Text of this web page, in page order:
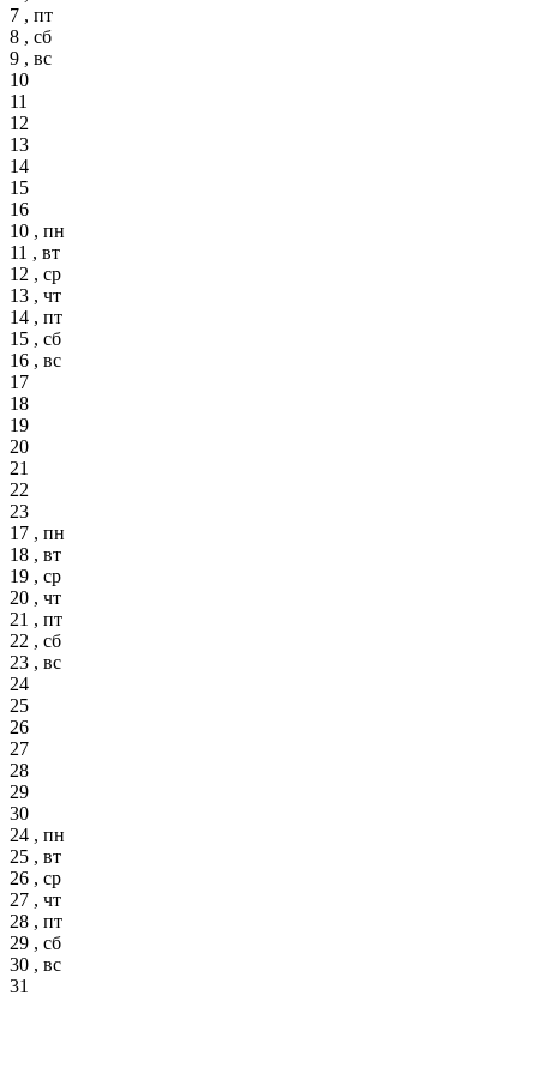
7 , пт
8 , сб
9 , вс
10
11
12
13
14
15
16
10 , пн
11 , вт
12 , ср
13 , чт
14 , пт
15 , сб
16 , вс
17
18
19
20
21
22
23
17 , пн
18 , вт
19 , ср
20 , чт
21 , пт
22 , сб
23 , вс
24
25
26
27
28
29
30
24 , пн
25 , вт
26 , ср
27 , чт
28 , пт
29 , сб
30 , вс
31